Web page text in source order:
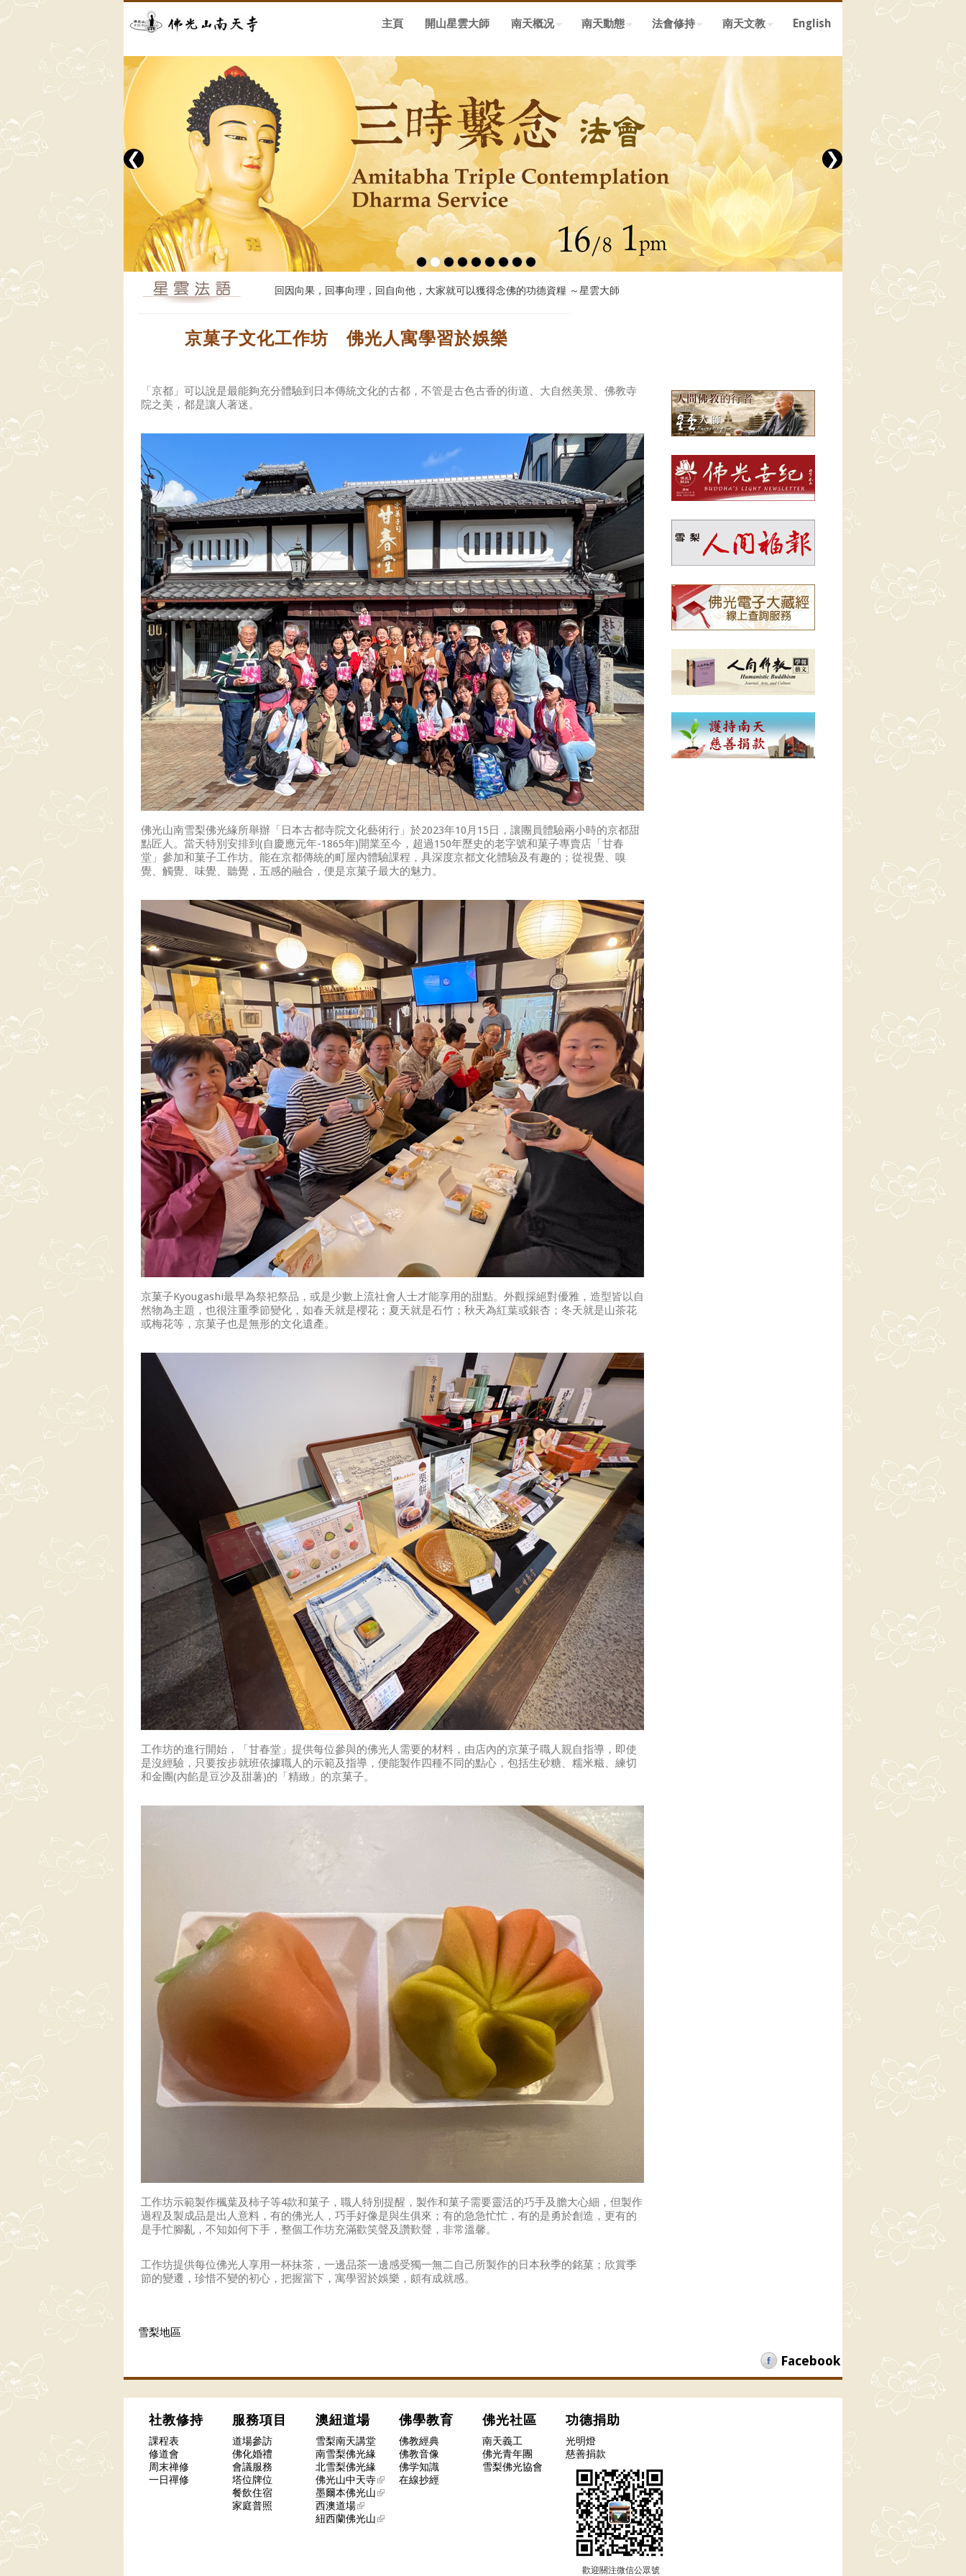
主頁 開山星雲大師 南天概况 南天動態 法會修持 南天文教 English
❮ ❯
回因向果，回事向理，回自向他，大家就可以獲得念佛的功德資糧 ～星雲大師
京菓子文化工作坊 佛光人寓學習於娛樂
「京都」可以說是最能夠充分體驗到日本傳統文化的古都，不管是古色古香的街道、大自然美景、佛教寺
院之美，都是讓人著迷。
佛光山南雪梨佛光緣所舉辦「日本古都寺院文化藝術行」於2023年10月15日，讓團員體驗兩小時的京都甜
點匠人。當天特別安排到(自慶應元年-1865年)開業至今，超過150年歷史的老字號和菓子專賣店「甘春
堂」參加和菓子工作坊。能在京都傳統的町屋內體驗課程，具深度京都文化體驗及有趣的；從視覺、嗅
覺、觸覺、味覺、聽覺，五感的融合，便是京菓子最大的魅力。
京菓子Kyougashi最早為祭祀祭品，或是少數上流社會人士才能享用的甜點。外觀採絕對優雅，造型皆以自
然物為主題，也很注重季節變化，如春天就是櫻花；夏天就是石竹；秋天為紅葉或銀杏；冬天就是山茶花
或梅花等，京菓子也是無形的文化遺產。
工作坊的進行開始，「甘春堂」提供每位參與的佛光人需要的材料，由店內的京菓子職人親自指導，即使
是沒經驗，只要按步就班依據職人的示範及指導，便能製作四種不同的點心，包括生砂糖、糯米糍、練切
和金團(內餡是豆沙及甜薯)的「精緻」的京菓子。
工作坊示範製作楓葉及柿子等4款和菓子，職人特別提醒，製作和菓子需要靈活的巧手及膽大心細，但製作
過程及製成品是出人意料，有的佛光人，巧手好像是與生俱來；有的急急忙忙，有的是勇於創造，更有的
是手忙腳亂，不知如何下手，整個工作坊充滿歡笑聲及讚歎聲，非常溫馨。
工作坊提供每位佛光人享用一杯抹茶，一邊品茶一邊感受獨一無二自己所製作的日本秋季的銘菓；欣賞季
節的變遷，珍惜不變的初心，把握當下，寓學習於娛樂，頗有成就感。
雪梨地區
Facebook
社教修持 服務項目 澳紐道場 佛學教育 佛光社區 功德捐助
課程表 道場參訪 雪梨南天講堂 佛教經典 南天義工
光明燈
修道會
佛化婚禮 南雪梨佛光緣 佛教音像 佛光青年團
慈善捐款
周末禅修
會議服務 北雪梨佛光緣 佛学知識
雪梨佛光協會
一日禪修
塔位牌位 佛光山中天寺
在線抄經
餐飲住宿
墨爾本佛光山
家庭普照
西澳道場
紐西蘭佛光山
歡迎關注微信公眾號